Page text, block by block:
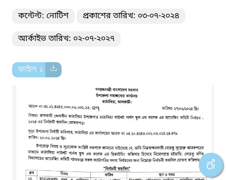
কন্টেন্ট: নোটিশ প্রকাশের তারিখ: ০৩-০৭-২০২৪
আর্কাইভ তারিখ: ০২-০৭-২০২৭
ফাইল ১